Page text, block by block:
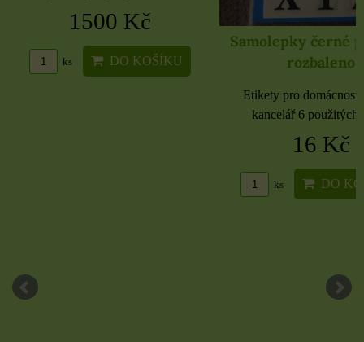
1500 Kč
ks DO KOŠÍKU
Samolepky černé
rozbaleno
Etikety pro
kancelář 6 použitých
16 Kč
ks DO